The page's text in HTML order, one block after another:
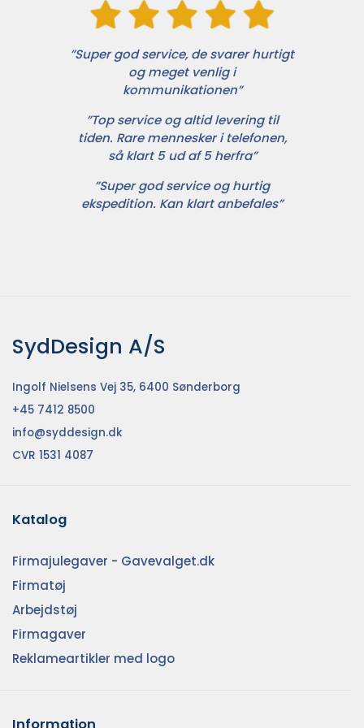
”Super god service, de svarer hurtigt
og meget venlig i
kommunikationen”
”Top service og altid levering til
tiden. Rare mennesker i telefonen,
så klart 5 ud af 5 herfra”
”Super god service og hurtig
ekspedition. Kan klart anbefales”
SydDesign A/S
Ingolf Nielsens Vej 35, 6400 Sønderborg
+45 7412 8500
info@syddesign.dk
CVR 1531 4087
Katalog
Firmajulegaver - Gavevalget.dk
Firmatøj
Arbejdstøj
Firmagaver
Reklameartikler med logo
Information